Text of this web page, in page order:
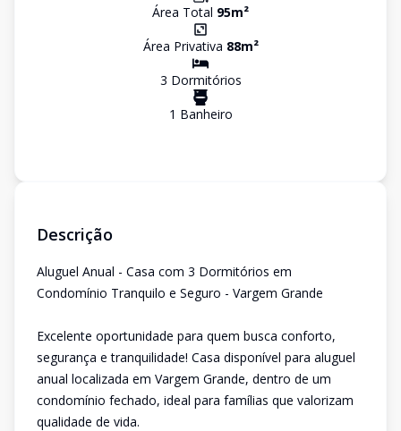
Área Total 95m²
Área Privativa 88m²
3 Dormitórios
1 Banheiro
Descrição
Aluguel Anual - Casa com 3 Dormitórios em
Condomínio Tranquilo e Seguro - Vargem Grande
Excelente oportunidade para quem busca conforto,
segurança e tranquilidade! Casa disponível para aluguel
anual localizada em Vargem Grande, dentro de um
condomínio fechado, ideal para famílias que valorizam
qualidade de vida.